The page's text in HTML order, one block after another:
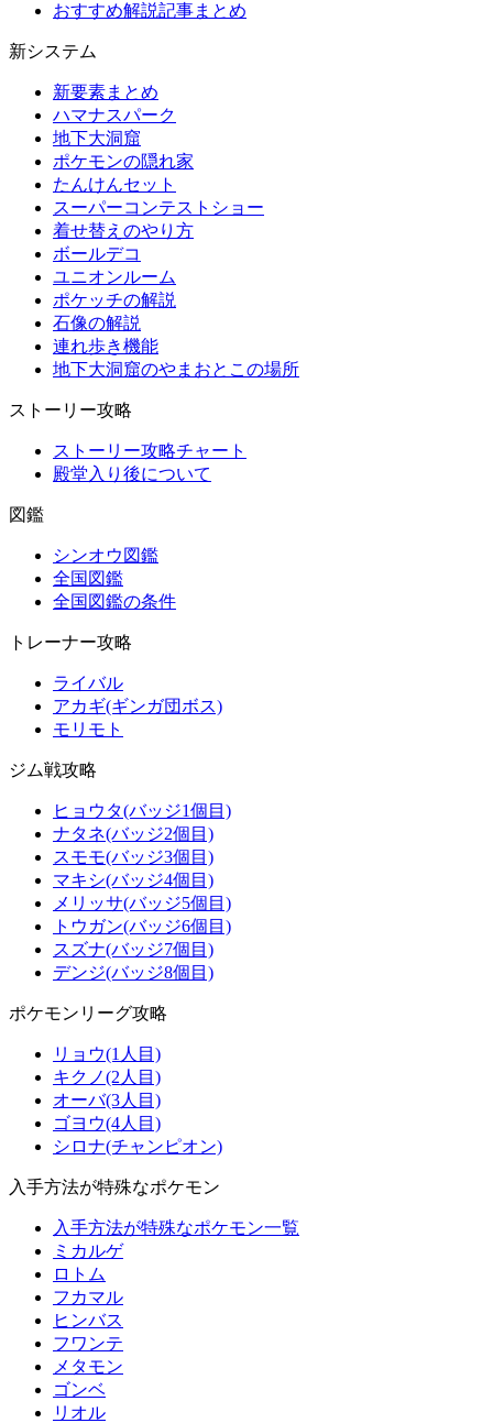
おすすめ解説記事まとめ
新システム
新要素まとめ
ハマナスパーク
地下大洞窟
ポケモンの隠れ家
たんけんセット
スーパーコンテストショー
着せ替えのやり方
ボールデコ
ユニオンルーム
ポケッチの解説
石像の解説
連れ歩き機能
地下大洞窟のやまおとこの場所
ストーリー攻略
ストーリー攻略チャート
殿堂入り後について
図鑑
シンオウ図鑑
全国図鑑
全国図鑑の条件
トレーナー攻略
ライバル
アカギ(ギンガ団ボス)
モリモト
ジム戦攻略
ヒョウタ(バッジ1個目)
ナタネ(バッジ2個目)
スモモ(バッジ3個目)
マキシ(バッジ4個目)
メリッサ(バッジ5個目)
トウガン(バッジ6個目)
スズナ(バッジ7個目)
デンジ(バッジ8個目)
ポケモンリーグ攻略
リョウ(1人目)
キクノ(2人目)
オーバ(3人目)
ゴヨウ(4人目)
シロナ(チャンピオン)
入手方法が特殊なポケモン
入手方法が特殊なポケモン一覧
ミカルゲ
ロトム
フカマル
ヒンバス
フワンテ
メタモン
ゴンベ
リオル